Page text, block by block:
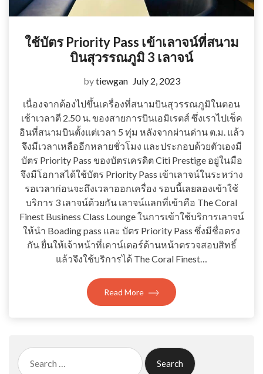
ใช้บัตร Priority Pass เข้าเลาจน์ที่สนาม
บินสุวรรณภูมิ 3 เลาจน์
bytiewgan July 2, 2023
เนื่องจากต้องไปขึ้นเครื่องที่สนามบินสุวรรณภูมิในตอน
เช้าเวลาตี 2.50 น. ของสายการบินเอมิเรตส์ ซึ่งเราไปเช็ค
อินที่สนามบินตั้งแต่เวลา 5 ทุ่ม หลังจากผ่านด่าน ต.ม. แล้ว
จึงมีเวลาเหลืออีกหลายชั่วโมง และประกอบด้วยตัวเองมี
บัตร Priority Pass ของบัตรเครดิต Citi Prestige อยู่ในมือ
จึงมีโอกาสได้ใช้บัตร Priority Pass เข้าเลาจน์ในระหว่าง
รอเวลาก่อนจะถึงเวลาออกเครื่อง รอบนี้เลยลองเข้าใช้
บริการ 3 เลาจน์ด้วยกัน เลาจน์แลกที่เข้าคือ The Coral
Finest Business Class Lounge ในการเข้าใช้บริการเลาจน์
ให้นำ Boading pass และ บัตร Priority Pass ซึ่งมีชื่อตรง
กัน ยื่นให้เจ้าหน้าที่เคาน์เตอร์ด้านหน้าตรวจสอบสิทธิ์
แล้วจึงใช้บริการได้ The Coral Finest…
Read More
Search
for: